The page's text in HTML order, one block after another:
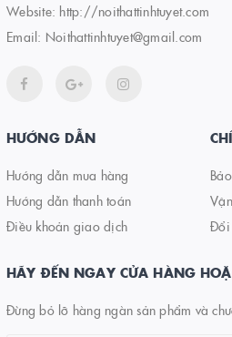
Website: http://noithattinhtuyet.com
Email: Noithattinhtuyet@gmail.com
HƯỚNG DẪN
Hướng dẫn mua hàng
Hướng dẫn thanh toán
Điều khoản giao dịch
Đổi
HÃY ĐẾN NGAY CỬA HÀNG
Đừng bỏ lỡ hàng ngàn sản phẩm và